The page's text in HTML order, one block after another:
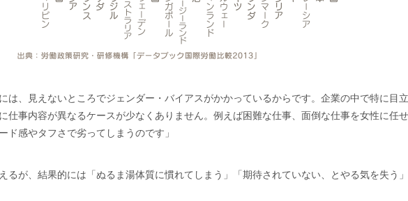
は、見えないところでジェンダー・バイアスがかかっているからです。企業の中で特に目
仕事内容が異なるケースが少なくありません。例えば困難な仕事、面倒な仕事を女性に任
感やタフさで劣ってしまうのです」
るが、結果的には「ぬるま湯体質に慣れてしまう」「期待されていない、とやる気を失う